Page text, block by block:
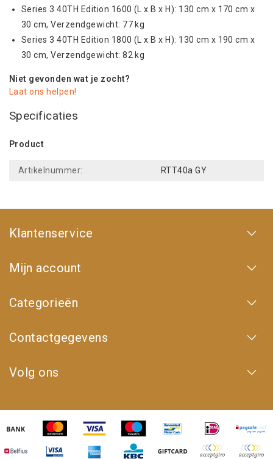
Series 3 40TH Edition 1600 (L x B x H): 130 cm x 170 cm x
30 cm, Verzendgewicht: 77 kg
Series 3 40TH Edition 1800 (L x B x H): 130 cm x 190 cm x
30 cm, Verzendgewicht: 82 kg
Niet gevonden wat je zocht?
Laat ons helpen!
Specificaties
Product
Artikelnummer: RTT40a GY
Klantenservice
Mijn account
Categorieën
Contactgegevens
Volg ons